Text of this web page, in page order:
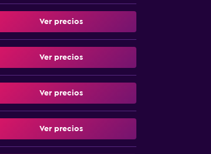
Ver precios
Ver precios
Ver precios
Ver precios